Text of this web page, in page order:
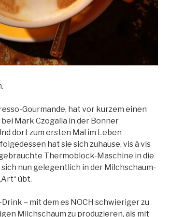
Gourmande, hat vor kurzem einen
Mark Czogalla in der Bonner
dort zum ersten Mal im Leben
hat sie sich zuhause, vis à vis
Thermoblock-Maschine in die
nun gelegentlich in der Milchschaum-
übt.
– mit dem es NOCH schwieriger zu
Milchschaum zu produzieren, als mit